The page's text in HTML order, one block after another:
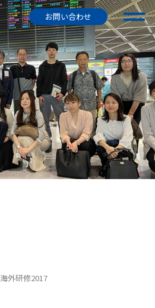
お問い合わせ
海外研修2017